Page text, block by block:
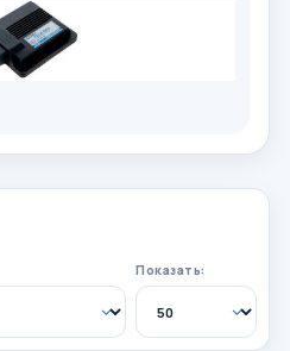
Показать: